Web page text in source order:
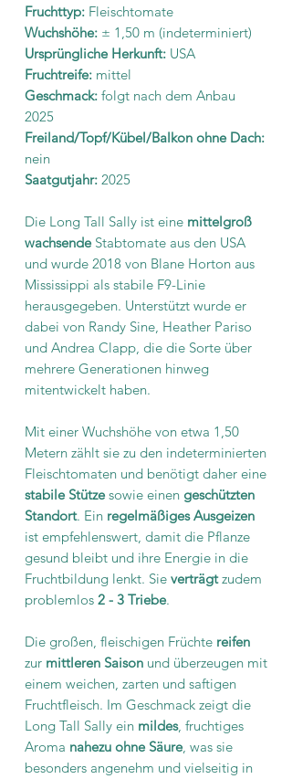
Fruchttyp: Fleischtomate
Wuchshöhe: ± 1,50 m (indeterminiert)
Ursprüngliche Herkunft: USA
Fruchtreife: mittel
Geschmack: folgt nach dem Anbau
2025
Freiland/Topf/Kübel/Balkon ohne Dach:
nein
Saatgutjahr: 2025
Die Long Tall Sally ist eine mittelgroß
wachsende Stabtomate aus den USA
und wurde 2018 von Blane Horton aus
Mississippi als stabile F9-Linie
herausgegeben. Unterstützt wurde er
dabei von Randy Sine, Heather Pariso
und Andrea Clapp, die die Sorte über
mehrere Generationen hinweg
mitentwickelt haben.
Mit einer Wuchshöhe von etwa 1,50
Metern zählt sie zu den indeterminierten
Fleischtomaten und benötigt daher eine
stabile Stützesowie einen geschützten
Standort. Ein regelmäßiges Ausgeizen
ist empfehlenswert, damit die Pflanze
gesund bleibt und ihre Energie in die
Fruchtbildung lenkt. Sie verträgtzudem
problemlos 2 - 3 Triebe.
Die großen, fleischigen Früchte reifen
zur mittleren Saison und überzeugen mit
einem weichen, zarten und saftigen
Fruchtfleisch. Im Geschmack zeigt die
Long Tall Sally ein mildes, fruchtiges
Aroma nahezu ohne Säure, was sie
besonders angenehm und vielseitig in